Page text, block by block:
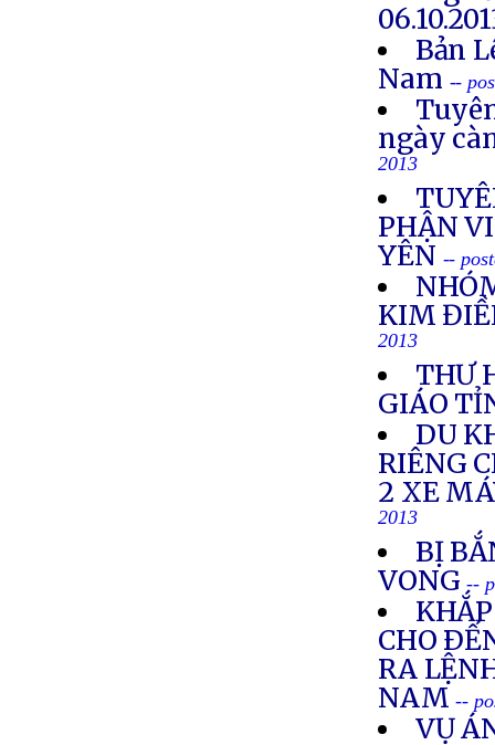
Bản
Nam --
ngày
2013
PHẬN
YÊN --
KIM
2013
THƯ
GIÁO
DU
RIÊNG
2 XE
2013
BỊ
VONG --
CHO
RA
NAM--
VỤ